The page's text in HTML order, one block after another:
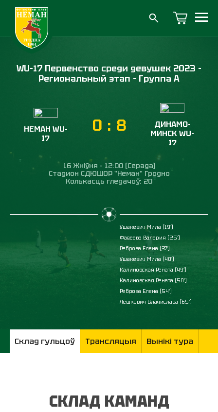
WU-17 Первенство среди девушек 2023 -
Региональный этап - Группа А
НЕМАН WU-
17
0 : 8
ДИНАМО-
МИНСК WU-
17
16 Жніўня - 12:00 (Серада)
Стадион СДЮШОР "Неман" Гродно
Колькасць гледачоў: 20
Ушакевич Мила (19')
Фадеева Валерия (25')
Реброва Елена (37')
Ушакевич Мила (40')
Калиновская Рената (49')
Калиновская Рената (50')
Реброва Елена (54')
Лешкович Владислава (65')
Склад гульцоў Трансляцыя Вынікі тура
СКЛАД КАМАНД